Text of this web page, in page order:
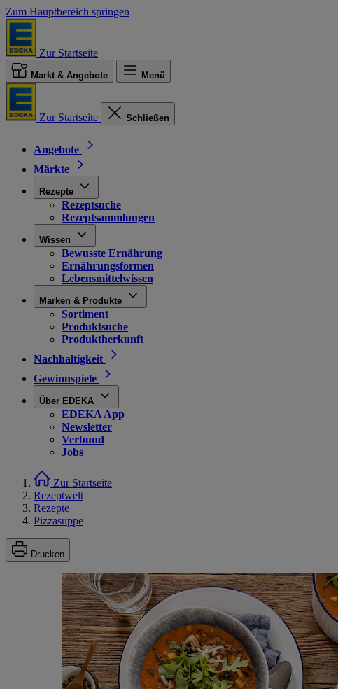
Zum Hauptbereich springen
Zur Startseite
Markt & Angebote Menü
Zur Startseite Schließen
Angebote
Märkte
Rezepte
Rezeptsuche
Rezeptsammlungen
Wissen
Bewusste Ernährung
Ernährungsformen
Lebensmittelwissen
Marken & Produkte
Sortiment
Produktsuche
Produktherkunft
Nachhaltigkeit
Gewinnspiele
Über EDEKA
EDEKA App
Newsletter
Verbund
Jobs
Zur Startseite
Rezeptwelt
Rezepte
Pizzasuppe
Drucken